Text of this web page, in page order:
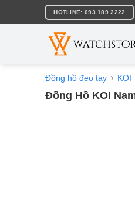
nội
HOTLINE: 093.189.2222
Đồng hồ đeo tay KOI
Đồng Hồ KOI